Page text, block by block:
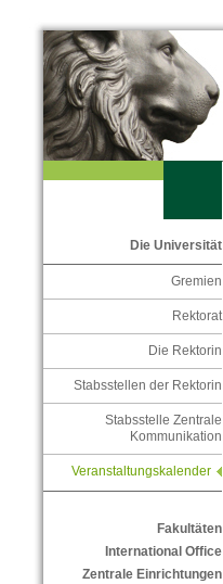
Die Universität
Gremien
Rektorat
Die Rektorin
Stabsstellen der Rektorin
Stabsstelle Zentrale
Kommunikation
Veranstaltungskalender
Fakultäten
International Office
Zentrale Einrichtungen